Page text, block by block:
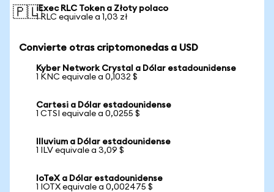
🇵🇱iExec RLC Token a Złoty polaco
1 RLC equivale a 1,03 zł
Convierte otras criptomonedas a USD
Kyber Network Crystal a Dólar estadounidense
1 KNC equivale a 0,1032 $
Cartesi a Dólar estadounidense
1 CTSI equivale a 0,0255 $
Illuvium a Dólar estadounidense
1 ILV equivale a 3,09 $
IoTeX a Dólar estadounidense
1 IOTX equivale a 0,002475 $